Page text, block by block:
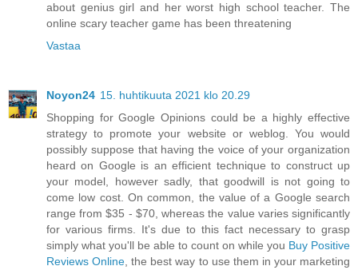
about genius girl and her worst high school teacher. The
online scary teacher game has been threatening
Vastaa
Noyon24 15. huhtikuuta 2021 klo 20.29
Shopping for Google Opinions could be a highly effective
strategy to promote your website or weblog. You would
possibly suppose that having the voice of your organization
heard on Google is an efficient technique to construct up
your model, however sadly, that goodwill is not going to
come low cost. On common, the value of a Google search
range from $35 - $70, whereas the value varies significantly
for various firms. It's due to this fact necessary to grasp
simply what you'll be able to count on while you Buy Positive
Reviews Online , the best way to use them in your marketing